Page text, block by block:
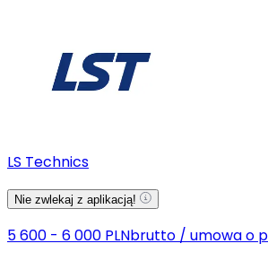
LS Technics
Nie zwlekaj z aplikacją!
5 600 - 6 000 PLNbrutto / umowa o